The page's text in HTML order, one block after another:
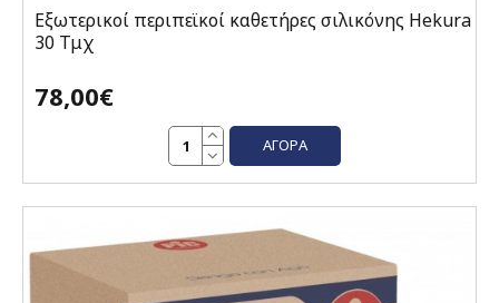
Εξωτερικοί περιπεϊκοί καθετήρες σιλικόνης Hekura
30 Τμχ
78,00€
ΑΓΟΡΆ